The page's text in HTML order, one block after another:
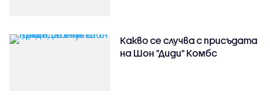
Какво се случва с присъдата
на Шон "Диди" Комбс